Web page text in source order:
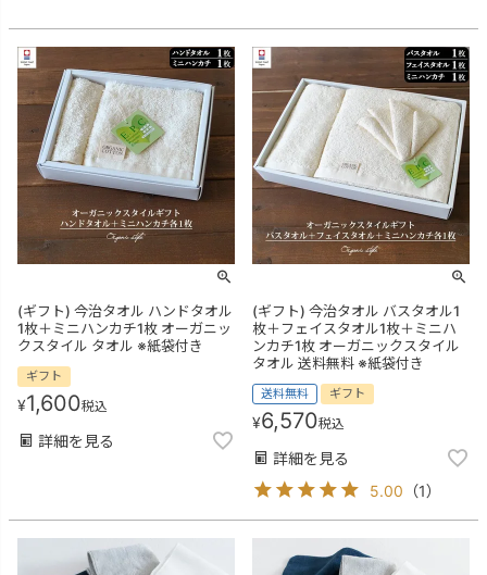
(ギフト) 今治タオル ハンドタオル
1枚＋ミニハンカチ1枚 オーガニッ
クスタイル タオル ※紙袋付き
ギフト
¥1,600税込
詳細を見る
(ギフト) 今治タオル バスタオル1
枚＋フェイスタオル1枚＋ミニハ
ンカチ1枚 オーガニックスタイル
タオル 送料無料 ※紙袋付き
送料無料 ギフト
¥6,570税込
詳細を見る
5.00 （1）